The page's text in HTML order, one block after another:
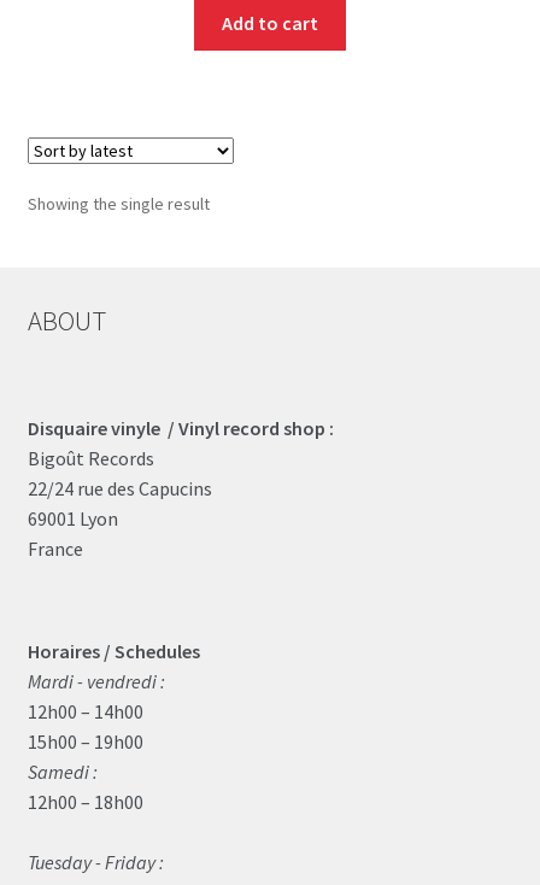
Add to cart
Showing the single result
ABOUT
Disquaire vinyle / Vinyl record shop :
Bigoût Records
22/24 rue des Capucins
69001 Lyon
France
Horaires / Schedules
Mardi - vendredi :
12h00 – 14h00
15h00 – 19h00
Samedi :
12h00 – 18h00
Tuesday - Friday :